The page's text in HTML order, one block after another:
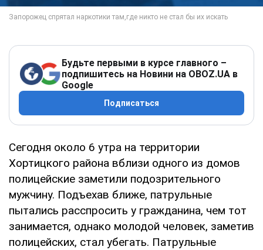
Будьте первыми в курсе главного –
подпишитесь на Новини на OBOZ.UA в
Google
Подписаться
Сегодня около 6 утра на территории
Хортицкого района вблизи одного из домов
полицейские заметили подозрительного
мужчину. Подъехав ближе, патрульные
пытались расспросить у гражданина, чем тот
занимается, однако молодой человек, заметив
полицейских, стал убегать. Патрульные